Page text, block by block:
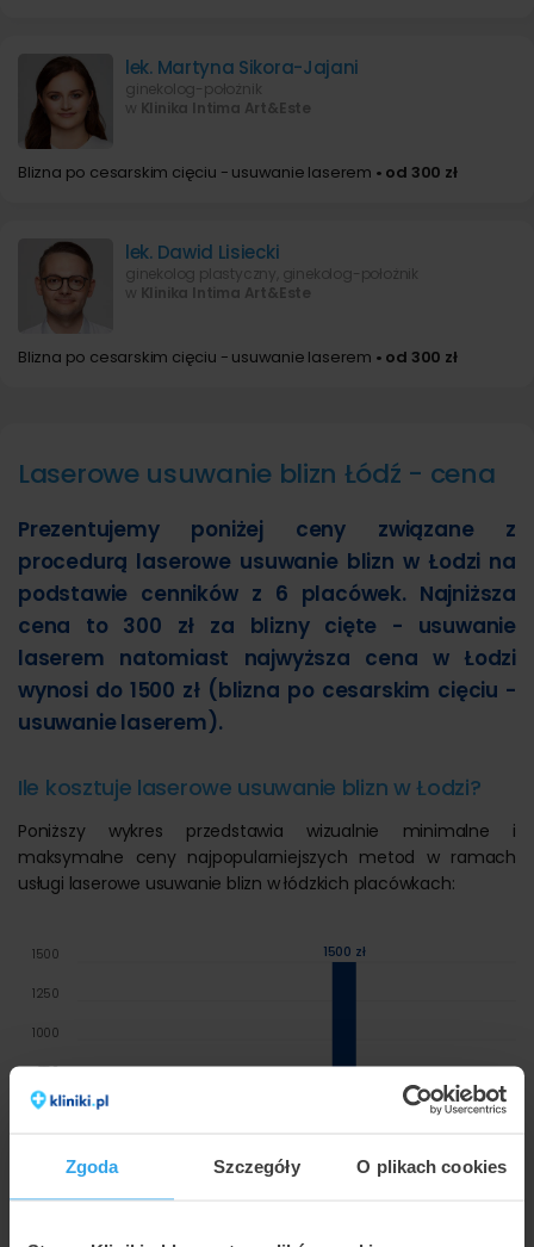
Zgoda Szczegóły O plikach cookies
lek. Martyna Sikora-Jajani
ginekolog-położnik
w Klinika Intima Art&Este
Blizna po cesarskim cięciu - usuwanie laserem • od 300 zł
lek. Dawid Lisiecki
ginekolog plastyczny, ginekolog-położnik
w Klinika Intima Art&Este
Blizna po cesarskim cięciu - usuwanie laserem • od 300 zł
Laserowe usuwanie blizn Łódź - cena
Prezentujemy poniżej ceny związane z
procedurą laserowe usuwanie blizn w Łodzi na
podstawie cenników z 6 placówek. Najniższa
cena to 300 zł za blizny cięte - usuwanie
laserem natomiast najwyższa cena w Łodzi
wynosi do 1500 zł (blizna po cesarskim cięciu -
usuwanie laserem).
Ile kosztuje laserowe usuwanie blizn w Łodzi?
Poniższy wykres przedstawia wizualnie minimalne i
maksymalne ceny najpopularniejszych metod w ramach
usługi laserowe usuwanie blizn w łódzkich placówkach:
1500 zł
500
750
1000
1250
1500